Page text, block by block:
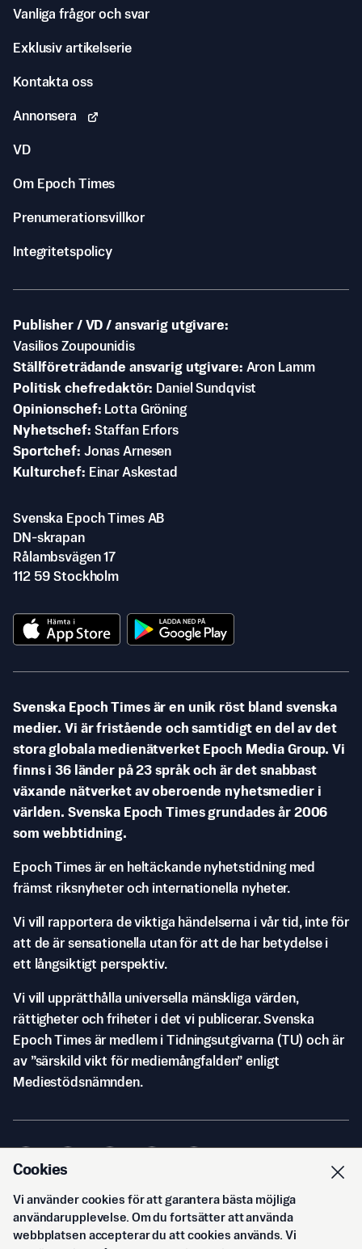
Vanliga frågor och svar
Exklusiv artikelserie
Kontakta oss
Annonsera
VD
Om Epoch Times
Prenumerationsvillkor
Integritetspolicy
Publisher / VD / ansvarig utgivare
Vasilios Zoupounidis
Ställföreträdande ansvarig utgivare Aron Lamm
Politisk chefredaktör
Daniel Sundqvist
Opinionschef
Lotta Gröning
Nyhetschef Staffan Erfors
Sportchef Jonas Arnesen
Kulturchef
Einar Askestad
Svenska Epoch Times AB
DN-skrapan
Rålambsvägen 17
112 59 Stockholm
Svenska Epoch Times är en unik röst bland svenska
medier. Vi är fristående och samtidigt en del av det
stora globala medienätverket Epoch Media Group. Vi
finns i 36 länder på 23 språk och är det snabbast
växande nätverket av oberoende nyhetsmedier i
världen. Svenska Epoch Times grundades år 2006
som webbtidning.
Epoch Times är en heltäckande nyhetstidning med
främst riksnyheter och internationella nyheter.
Vi vill rapportera de viktiga händelserna i vår tid, inte för
att de är sensationella utan för att de har betydelse i
ett långsiktigt perspektiv.
Vi vill upprätthålla universella mänskliga värden,
rättigheter och friheter i det vi publicerar. Svenska
Epoch Times är medlem i Tidningsutgivarna (TU) och är
av ”särskild vikt för mediemångfalden” enligt
Mediestödsnämnden.
© Svenska Epoch Times AB2026
Cookies
Vi använder cookies för att garantera bästa möjliga
användarupplevelse. Om du fortsätter att använda
webbplatsen accepterar du att cookies används. Vi